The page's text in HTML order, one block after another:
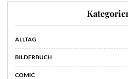
ALLTAG
BILDERBUCH
COMIC